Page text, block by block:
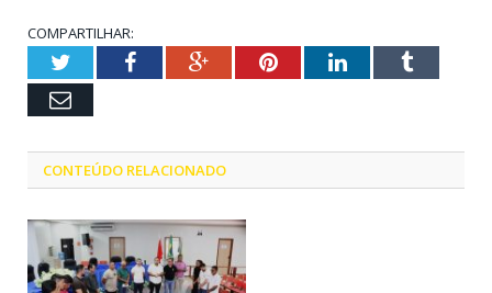
COMPARTILHAR:
TwitterFacebookGoogle+PinterestLinkedInTumblr
Email
CONTEÚDO RELACIONADO